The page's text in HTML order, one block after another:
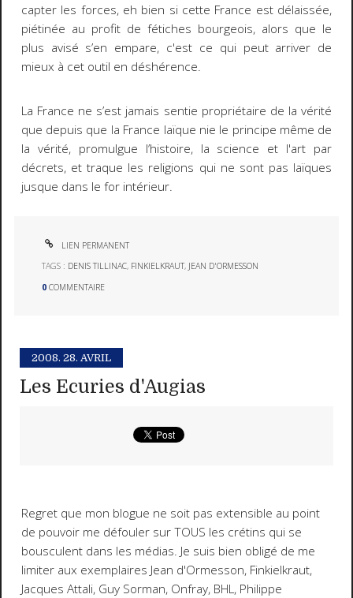
capter les forces, eh bien si cette France est délaissée,
piétinée au profit de fétiches bourgeois, alors que le
plus avisé s’en empare, c'est ce qui peut arriver de
mieux à cet outil en déshérence.
La France ne s’est jamais sentie propriétaire de la vérité
que depuis que la France laïque nie le principe même de
la vérité, promulgue l’histoire, la science et l'art par
décrets, et traque les religions qui ne sont pas laïques
jusque dans le for intérieur.
LIEN PERMANENT
TAGS : DENIS TILLINAC, FINKIELKRAUT, JEAN D'ORMESSON
0 COMMENTAIRE
2008. 28. AVRIL
Les Ecuries d'Augias
Regret que mon blogue ne soit pas extensible au point
de pouvoir me défouler sur TOUS les crétins qui se
bousculent dans les médias. Je suis bien obligé de me
limiter aux exemplaires Jean d'Ormesson, Finkielkraut,
Jacques Attali, Guy Sorman, Onfray, BHL, Philippe